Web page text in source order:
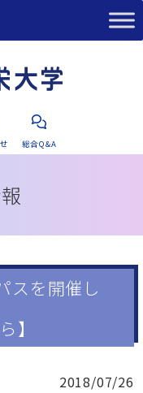
総合Q&A
スを開催し
】
2018/07/26